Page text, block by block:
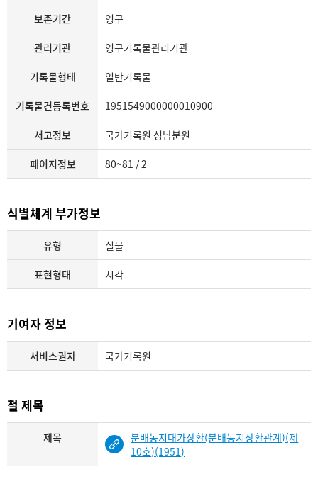
보존기간 영구
관리기관 영구기록물관리기관
기록물형태 일반기록물
기록물건등록번호 1951549000000010900
서고정보 국가기록원 성남분원
페이지정보 80~81 / 2
식별체계 부가정보
유형 실물
표현형태 시각
기여자 정보
서비스권자 국가기록원
철 제목
제목
분배농지대가상환(분배농지상환관계)(제
10호)(1951)